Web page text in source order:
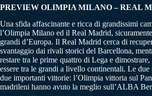
PREVIEW OLIMPIA MILANO – REAL
Una sfida affascinante e ricca di grandissimi
l’Olimpia Milano ed il Real Madrid,
grandi d’Europa. Il Real Madrid cerca di
svantaggio dai rivali storici del Barcellona,
restare tra le prime quattro di Lega e
essere tra le grandi a livello continentali. Le due
due importanti vittorie: l’Olimpia vittoria sul
madrileni hanno avuto la meglio sull’ALBA